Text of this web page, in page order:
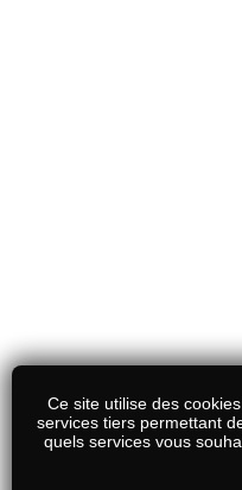
Ce site utilise des
services tiers permettant
quels services vous